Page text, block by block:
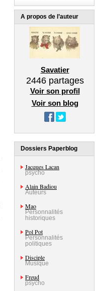
A propos de l’auteur
Savatier
2446partages
Voir son profil
Voir son blog
Dossiers Paperblog
Jacques Lacan
psycho
Alain Badiou
Auteurs
Mao
Personnalités
historiques
Pol Pot
Personnalités
politiques
Disciple
Musique
Freud
psycho